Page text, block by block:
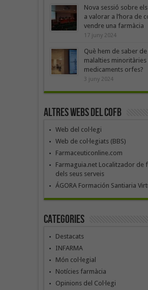
Nova sessió sobre
a valorar a l’hora de
vendre una farmàcia
17 juny 2024
Què hem de saber de
malalties minoritàries
medicaments orfes?
3 juny 2024
Altres webs del COFB
Web del col·legi
Web de col·legiats (BBS)
Farmaceuticonline.com
Farmaguia.net Localitzador de
dels seus serveis
ÁGORA Formación Santiaria
Categories
Destacats
INFARMA
Món col·legial
Notícies farmàcia
Opinions del Col·legi